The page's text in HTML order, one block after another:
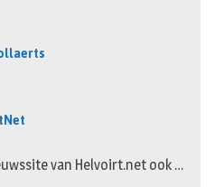
van Helvoirt.net ook …